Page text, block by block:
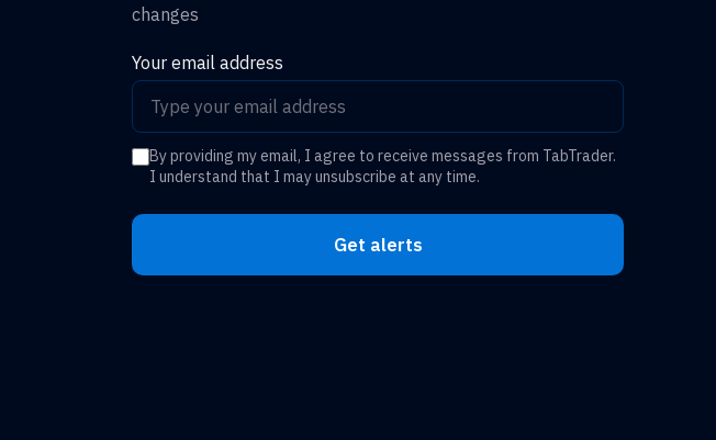
changes
Your email address
By providing my email, I agree to receive messages from TabTrader.
I understand that I may unsubscribe at any time.
Get alerts